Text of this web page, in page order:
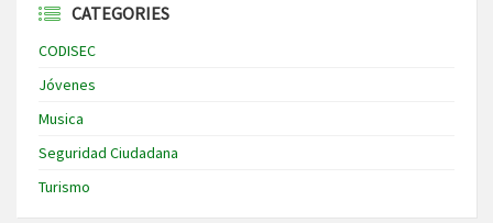
CATEGORIES
CODISEC
Jóvenes
Musica
Seguridad Ciudadana
Turismo